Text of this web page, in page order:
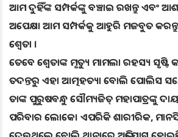
ଆମ ଦୁହିଁଙ୍କ ସମ୍ପର୍କଙ୍କୁ ବଞ୍ଚାଇ ରଖନ୍ତୁ ଏବଂ
ଅପେକ୍ଷା ଆମ ସମ୍ପର୍କକୁ ଆହୁରି ମଜବୁତ
ଶ୍ବେତା ।
ତେବେ ଶ୍ୱେତାଙ୍କ ମୃତ୍ୟୁ ମାମଲା ରହସ୍ୟ ସୃଷ୍ଟି
ତଦନ୍ତରୁ ଏହା ଆତ୍ମହତ୍ୟା ବୋଲି ପୋଲିସ
ତାଙ୍କ ପୁରୁଷବନ୍ଧୁ ସୌମ୍ୟଜିତ୍‌ ମହାପାତ୍ରଙ୍କୁ
ପରିବାର ଲୋକେ। ଏପରିକି ଶାରୀରିକ,